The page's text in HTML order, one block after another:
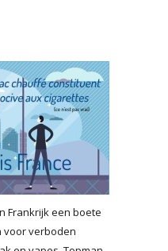
Frankrijk een boete
voor verboden